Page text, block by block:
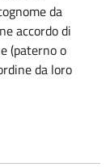
da
accordo di
(paterno o
da loro